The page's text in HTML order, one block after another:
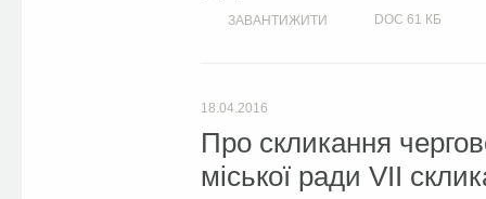
ЗАВАНТИЖИТИ DOC 61 КБ
18.04.2016
Про скликання
міської ради VІІ